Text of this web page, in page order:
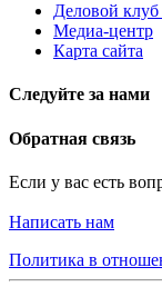
Деловой
Медиа-центр
Карта сайта
Следуйте за нами
Обратная связь
Если у вас есть
Написать нам
Политика в